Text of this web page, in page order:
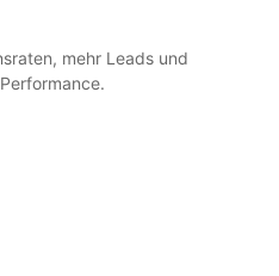
mehr Leads und